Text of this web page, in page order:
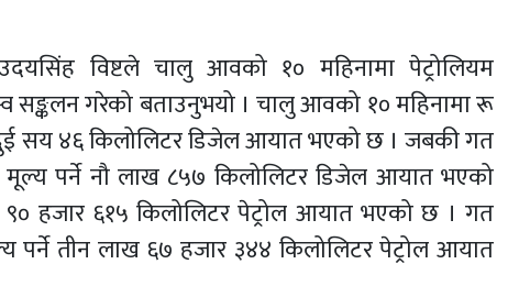
विष्टले चालु आवको १० महिनामा पेट्रोलियम
सङ्कलन गरेको बताउनुभयो । चालु आवको १० महिनामा रू
सय ४६ किलोलिटर डिजेल आयात भएको छ । जबकी गत
पर्ने नौ लाख ८५७ किलोलिटर डिजेल आयात भएको
हजार ६१५ किलोलिटर पेट्रोल आयात भएको छ । गत
तीन लाख ६७ हजार ३४४ किलोलिटर पेट्रोल आयात